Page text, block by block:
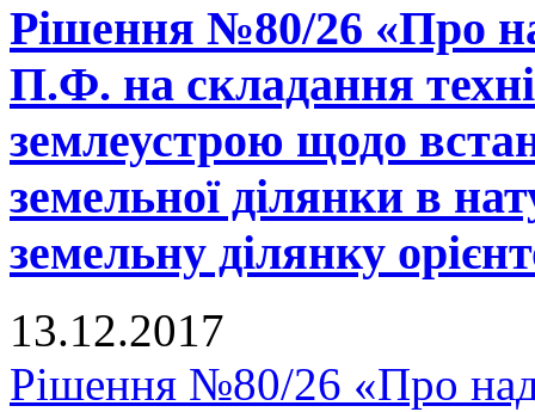
Рішення №80/26 «Про
П.Ф. на складання
землеустрою щодо
земельної ділянки в
земельну ділянку
13.12.2017
Рішення №80/26 «Про